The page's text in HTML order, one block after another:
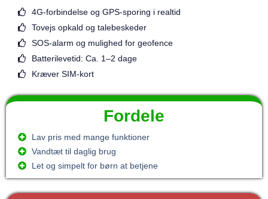
4G-forbindelse og GPS-sporing i realtid
Tovejs opkald og talebeskeder
SOS-alarm og mulighed for geofence
Batterilevetid: Ca. 1–2 dage
Kræver SIM-kort
Fordele
Lav pris med mange funktioner
Vandtæt til daglig brug
Let og simpelt for børn at betjene